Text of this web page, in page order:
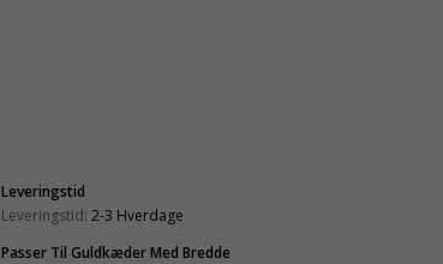
Leveringstid
Leveringstid: 2-3 Hverdage
Passer Til Guldkæder Med Bredde